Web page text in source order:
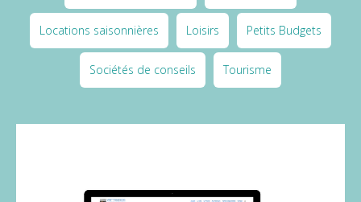
Locations saisonnières Loisirs Petits Budgets
Sociétés de conseils Tourisme